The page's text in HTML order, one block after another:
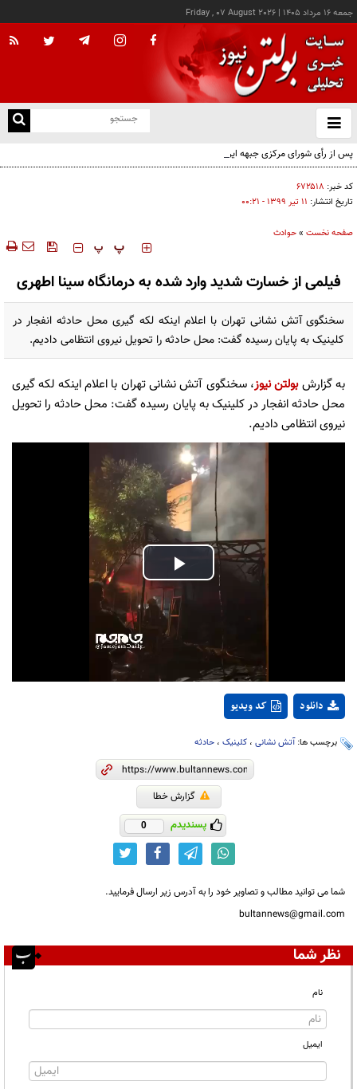
جمعه ۱۶ مرداد ۱۴۰۵ |
Friday , 07 August 2026
باز
و
پس از رأی شورای مرکزی جبهه ایران اسلامی؛ اعضای حقیقی و حقوقی دفتر سیاسی مشخص
شدند
کد خبر: ۶۷۲۵۱۸
تاریخ انتشار: ۱۱ تير ۱۳۹۹ - ۰۰:۲۱
صفحه نخست »حوادث
‍‍‍ پ پ
فیلمی از خسارت شدید وارد شده به درمانگاه سینا اطهری
سخنگوی آتش نشانی تهران با اعلام اینکه لکه گیری محل حادثه انفجار در
کلینیک به پایان رسیده گفت: محل حادثه را تحویل نیروی انتظامی دادیم.
به گزارشبولتن نیوز، سخنگوی آتش نشانی تهران با اعلام اینکه لکه گیری
محل حادثه انفجار در کلینیک به پایان رسیده گفت: محل حادثه را تحویل
نیروی انتظامی دادیم.
Play
Video
کد ویدیو دانلود
برچسب ها:آتش نشانی ، کلینیک ، حادثه
گزارش خطا
پسندیدم 0
شما می توانید مطالب و تصاویر خود را به آدرس زیر ارسال فرمایید.
bultannews@gmail.com
نظر شما
نام
ایمیل